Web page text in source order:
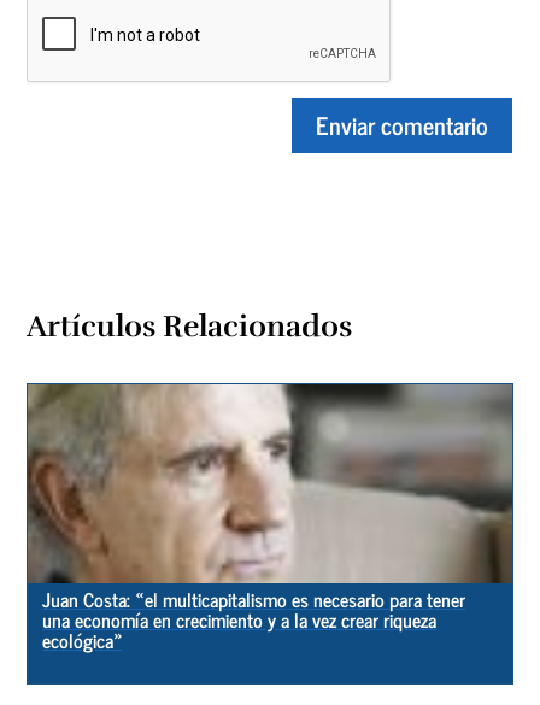
Artículos Relacionados
Juan Costa: «el multicapitalismo es necesario para tener
una economía en crecimiento y a la vez crear riqueza
ecológica»